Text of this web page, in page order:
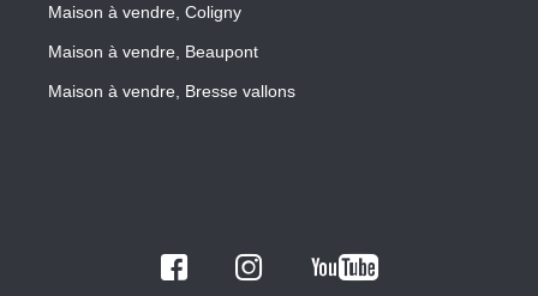
Maison à vendre, Coligny
Maison à vendre, Beaupont
Maison à vendre, Bresse vallons